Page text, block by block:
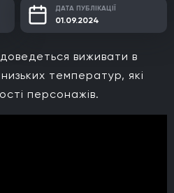
ДАТА ПУБЛІКАЦІЇ
01.09.2024
виживати в
температур, які
персонажів.